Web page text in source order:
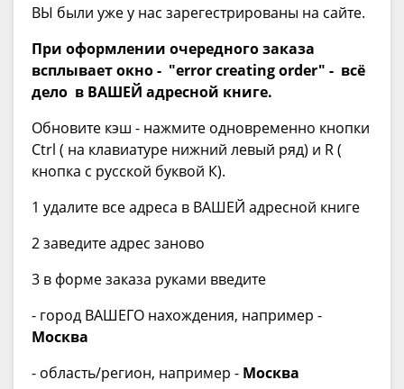
ВЫ были уже у нас зарегестрированы на сайте.
При оформлении очередного заказа
всплывает окно - "error creating order" - всё
дело в ВАШЕЙ адресной книге.
Обновите кэш - нажмите одновременно кнопки
Ctrl ( на клавиатуре нижний левый ряд) и R (
кнопка с русской буквой К).
1 удалите все адреса в ВАШЕЙ адресной книге
2 заведите адрес заново
3 в форме заказа руками введите
- город ВАШЕГО нахождения, например -
Москва
- область/регион, например - Москва